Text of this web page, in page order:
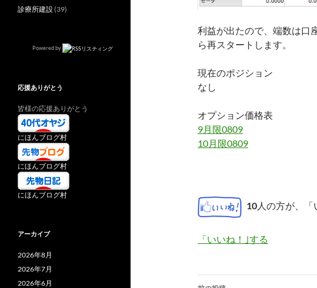
利益が出たので、端数は口
ら再スタートします。
現在のポジション
なし
オプション価格表
9月限0809
10月限0809
10人の方が、「
「いいね！｣する
投
診療所建設(39)
Powered by
応援ありがとう
皆様の応援ありがとう
にほんブログ村
にほんブログ村
にほんブログ村
アーカイブ
2026年8月
2026年7月
2026年6月